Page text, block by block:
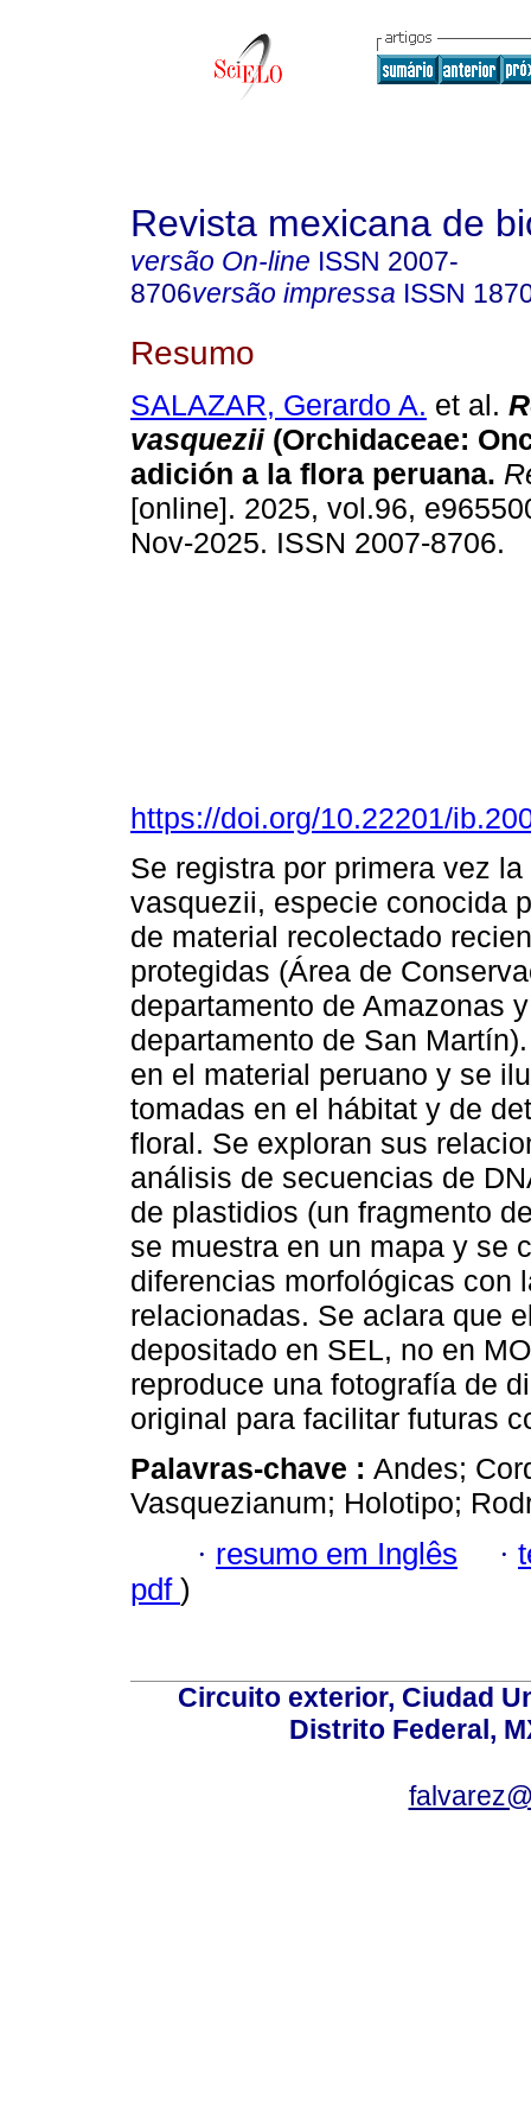
Revista mexicana de
versão On-line ISSN 2007-
8706versão impressa ISSN
Resumo
SALAZAR, Gerardo A. et al.
vasquezii(Orchidaceae:
adición a la flora peruana.
[online]. 2025, vol.96,
Nov-2025. ISSN 2007-8706.
https://doi.org/10.22201/
Se registra por primera vez
vasquezii, especie conocida
de material recolectado
protegidas (Área de
departamento de Amazonas
departamento de San
en el material peruano y se
tomadas en el hábitat y de
floral. Se exploran sus
análisis de secuencias de
de plastidios (un fragmento
se muestra en un mapa y se
diferencias morfológicas con
relacionadas. Se aclara que
depositado en SEL, no en
reproduce una fotografía de
original para facilitar futuras
Palavras-chave : Andes;
Vasquezianum; Holotipo;
· resumo em Inglês ·
pdf )
Circuito exterior, Ciudad
Distrito Federal,